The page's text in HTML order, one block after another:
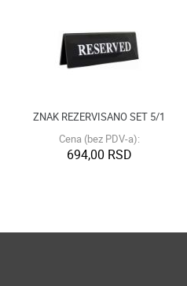
ZNAK REZERVISANO SET 5/1
Cena (bez PDV-a):
694,00 RSD